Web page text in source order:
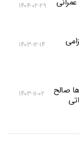
۱۴۰۴-۰۲-۲۹
۱۴۰۳-۱۲-۱۴
صالح
۱۴۰۳-۱۱-۰۲